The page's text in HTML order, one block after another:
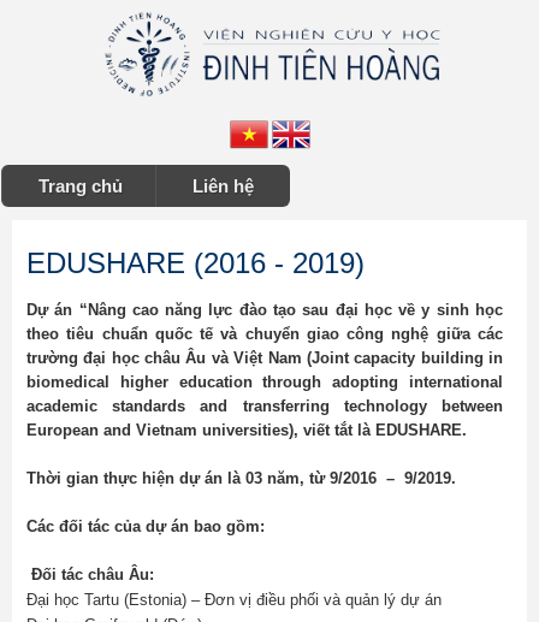
Trang chủ Liên hệ
EDUSHARE (2016 - 2019)
Dự án “Nâng cao năng lực đào tạo sau đại học về y sinh học
theo tiêu chuẩn quốc tế và chuyển giao công nghệ giữa các
trường đại học châu Âu và Việt Nam (Joint capacity building in
biomedical higher education through adopting international
academic standards and transferring technology between
European and Vietnam universities), viết tắt là EDUSHARE.
Thời gian thực hiện dự án là 03 năm, từ 9/2016 – 9/2019.
Các đối tác của dự án bao gồm:
Đối tác châu Âu:
Đại học Tartu (Estonia) – Đơn vị điều phối và quản lý dự án